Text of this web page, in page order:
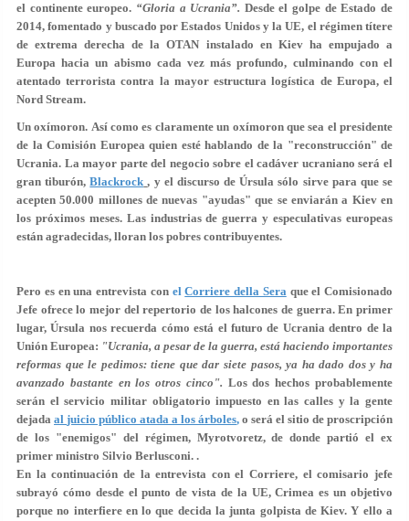
el continente europeo. “Gloria a Ucrania”. Desde el golpe de Estado de
2014, fomentado y buscado por Estados Unidos y la UE, el régimen títere
de extrema derecha de la OTAN instalado en Kiev ha empujado a
Europa hacia un abismo cada vez más profundo, culminando con el
atentado terrorista contra la mayor estructura logística de Europa, el
Nord Stream.
Un oxímoron. Así como es claramente un oxímoron que sea el presidente
de la Comisión Europea quien esté hablando de la "reconstrucción" de
Ucrania. La mayor parte del negocio sobre el cadáver ucraniano será el
gran tiburón,Blackrock , y el discurso de Úrsula sólo sirve para que se
acepten 50.000 millones de nuevas "ayudas" que se enviarán a Kiev en
los próximos meses. Las industrias de guerra y especulativas europeas
están agradecidas, lloran los pobres contribuyentes.
Pero es en una entrevista con elCorriere della Seraque el Comisionado
Jefe ofrece lo mejor del repertorio de los halcones de guerra. En primer
lugar, Úrsula nos recuerda cómo está el futuro de Ucrania dentro de la
Unión Europea: "Ucrania, a pesar de la guerra, está haciendo importantes
reformas que le pedimos: tiene que dar siete pasos, ya ha dado dos y ha
avanzado bastante en los otros cinco". Los dos hechos probablemente
serán el servicio militar obligatorio impuesto en las calles y la gente
dejada al juicio público atada a los árboles, o será el sitio de proscripción
de los "enemigos" del régimen, Myrotvoretz, de donde partió el ex
primer ministro Silvio Berlusconi. .
En la continuación de la entrevista con el Corriere, el comisario jefe
subrayó cómo desde el punto de vista de la UE, Crimea es un objetivo
porque no interfiere en lo que decida la junta golpista de Kiev. Y ello a